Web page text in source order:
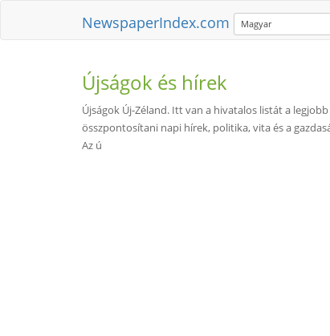
NewspaperIndex.com Magyar
Újságok és hírek
Újságok Új-Zéland. Itt van a hivatalos listát a
összpontosítani napi hírek, politika, vita és a
Az ú